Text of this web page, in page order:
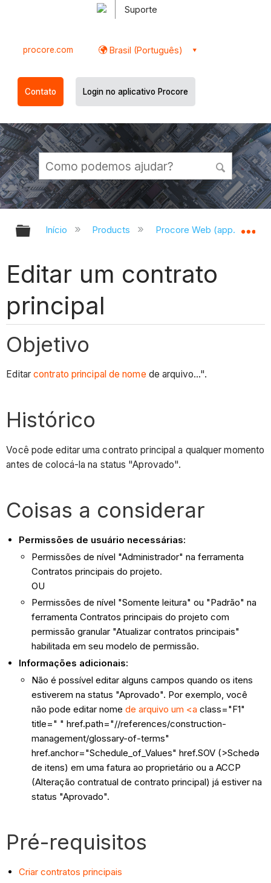
Suporte
procore.com Brasil (Português)
Contato Login no aplicativo Procore
Expandir/recolher hierarquia
Início Products Procore Web
Editar um contrato
principal
Objetivo
Editarcontrato principal de nome de arquivo...".
Histórico
Você pode editar uma contrato principal a qualquer momento
antes de colocá-la na status "Aprovado".
Coisas a considerar
Permissões de usuário necessárias:
Permissões de nível "Administrador" na ferramenta
Contratos principais do projeto.
OU
Permissões de nível "Somente leitura" ou "Padrão" na
ferramenta Contratos principais do projeto com
permissão granular "Atualizar contratos principais"
habilitada em seu modelo de permissão.
Informações adicionais:
Não é possível editar alguns campos quando os itens
estiverem na status "Aprovado". Por exemplo, você
não pode editar nomede arquivo um <a class="F1"
title=" " href.path="//references/construction-
management/glossary-of-terms"
href.anchor="Schedule_of_Values" href.SOV (>Schedə
de itens) em uma fatura ao proprietário ou a ACCP
(Alteração contratual de contrato principal) já estiver na
status "Aprovado".
Pré-requisitos
Criar contratos principais